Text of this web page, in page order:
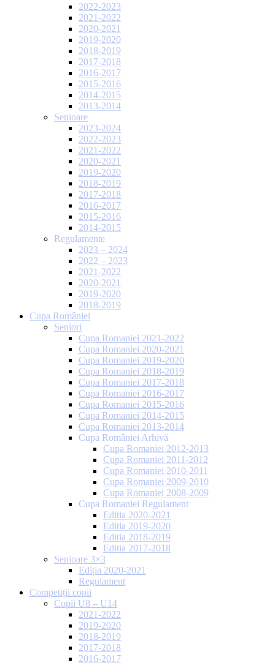
2022-2023
2021-2022
2020-2021
2019-2020
2018-2019
2017-2018
2016-2017
2015-2016
2014-2015
2013-2014
Senioare
2023-2024
2022-2023
2021-2022
2020-2021
2019-2020
2018-2019
2017-2018
2016-2017
2015-2016
2014-2015
Regulamente
2023 – 2024
2022 – 2023
2021-2022
2020-2021
2019-2020
2018-2019
Cupa României
Seniori
Cupa Romaniei 2021-2022
Cupa Romaniei 2020-2021
Cupa Romaniei 2019-2020
Cupa Romaniei 2018-2019
Cupa Romaniei 2017-2018
Cupa Romaniei 2016-2017
Cupa Romaniei 2015-2016
Cupa Romaniei 2014-2015
Cupa Romaniei 2013-2014
Cupa României Arhivă
Cupa Romaniei 2012-2013
Cupa Romaniei 2011-2012
Cupa Romaniei 2010-2011
Cupa Romaniei 2009-2010
Cupa Romaniei 2008-2009
Cupa Romaniei Regulament
Editia 2020-2021
Editia 2019-2020
Editia 2018-2019
Editia 2017-2018
Senioare 3×3
Ediția 2020-2021
Regulament
Competiții copii
Copii U8 – U14
2021-2022
2019-2020
2018-2019
2017-2018
2016-2017